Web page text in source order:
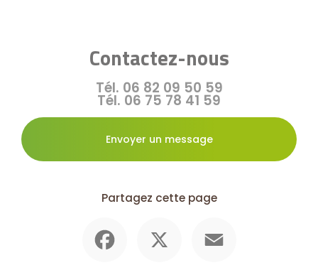
Contactez-nous
Tél. 06 82 09 50 59
Tél. 06 75 78 41 59
Envoyer un message
Partagez cette page